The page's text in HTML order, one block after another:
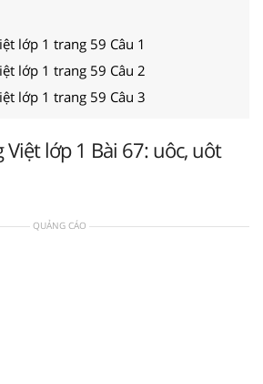
lớp 1 trang 59 Câu 1
lớp 1 trang 59 Câu 2
lớp 1 trang 59 Câu 3
Việt lớp 1 Bài 67: uôc, uôt
QUẢNG CÁO